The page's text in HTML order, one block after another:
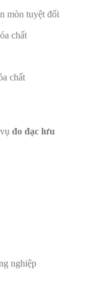
mòn tuyệt đối
chất
chất
đo đạc lưu
nghiệp